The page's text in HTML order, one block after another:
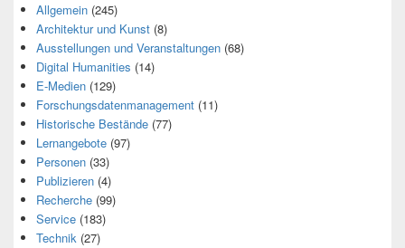
Allgemein (245)
Architektur und Kunst (8)
Ausstellungen und Veranstaltungen (68)
Digital Humanities (14)
E-Medien (129)
Forschungsdatenmanagement (11)
Historische Bestände (77)
Lernangebote (97)
Personen (33)
Publizieren (4)
Recherche (99)
Service (183)
Technik (27)